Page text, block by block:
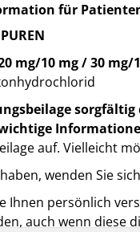
für
mg/10 mg / 30
auf. Vielleicht
wenden Sie
Ihnen persönlich
auch wenn diese